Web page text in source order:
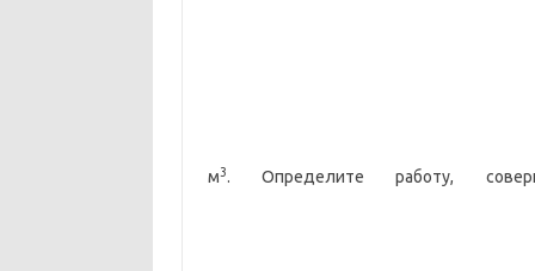
м3. Определите работу,